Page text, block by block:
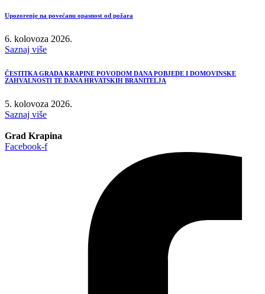
Upozorenje na povećanu opasnost od požara
6. kolovoza 2026.
Saznaj više
ČESTITKA GRADA KRAPINE POVODOM DANA POBJEDE I DOMOVINSKE
ZAHVALNOSTI TE DANA HRVATSKIH BRANITELJA
5. kolovoza 2026.
Saznaj više
Grad Krapina
Facebook-f